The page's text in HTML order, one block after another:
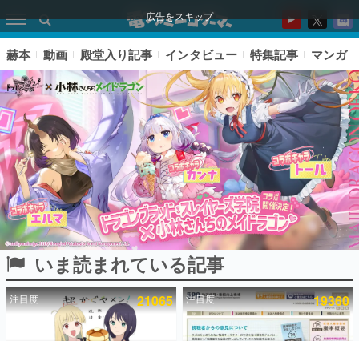
広告をスキップ
ピックアップ
電ファミのいま読まれている記事ランキング
赫本 動画 殿堂入り記事 インタビュー 特集記事 マンガ
いま読まれている記事
注目度 21065 注目度 19360